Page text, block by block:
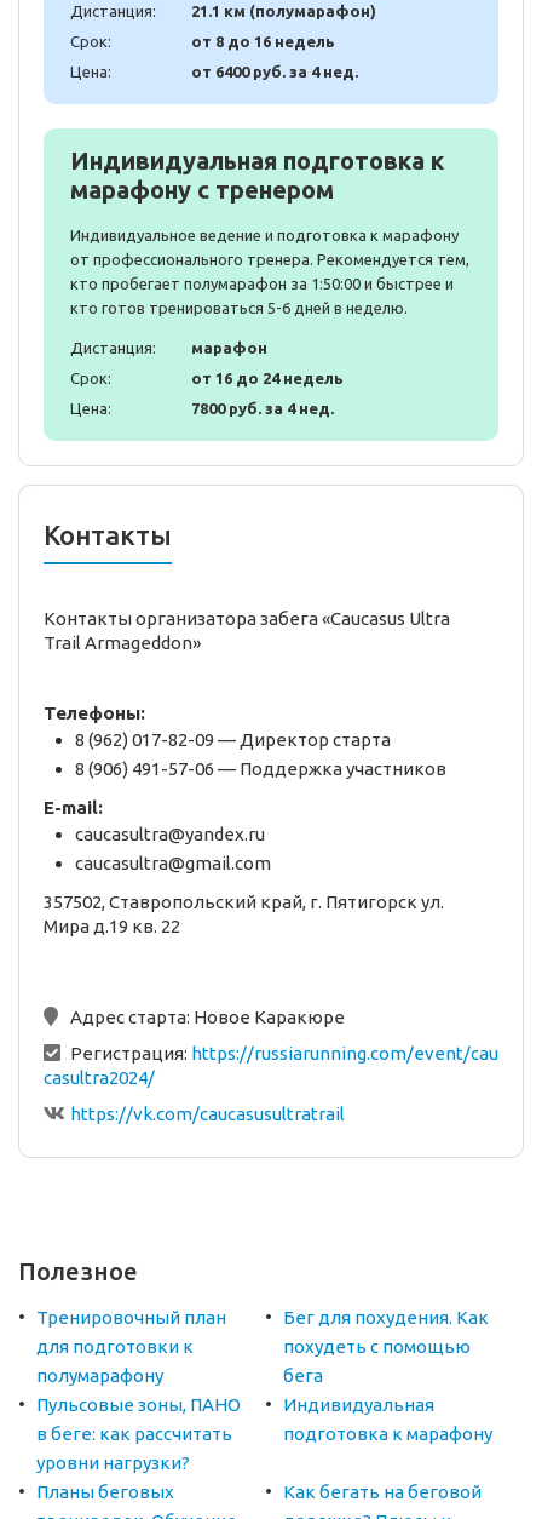
Дистанция:
21.1 км (полумарафон)
Срок:
от 8 до 16 недель
Цена:
от 6400 руб. за 4 нед.
Индивидуальная подготовка к
марафону с тренером
Индивидуальное ведение и подготовка к марафону
от профессионального тренера. Рекомендуется тем,
кто пробегает полумарафон за 1:50:00 и быстрее и
кто готов тренироваться 5-6 дней в неделю.
Дистанция:
марафон
Срок:
от 16 до 24 недель
Цена:
7800 руб. за 4 нед.
Контакты
Контакты организатора забега «Caucasus Ultra
Trail Armageddon»
Телефоны:
8 (962) 017-82-09 — Директор старта
8 (906) 491-57-06 — Поддержка участников
E-mail:
caucasultra@yandex.ru
caucasultra@gmail.com
357502, Ставропольский край, г. Пятигорск ул.
Мира д.19 кв. 22
Адрес старта: Новое Каракюре
Регистрация: https://russiarunning.com/event/cau
casultra2024/
https://vk.com/caucasusultratrail
Полезное
Тренировочный план
для подготовки к
полумарафону
Бег для похудения. Как
похудеть с помощью
бега
Пульсовые зоны, ПАНО
в беге: как рассчитать
уровни нагрузки?
Индивидуальная
подготовка к марафону
Планы беговых
Как бегать на беговой